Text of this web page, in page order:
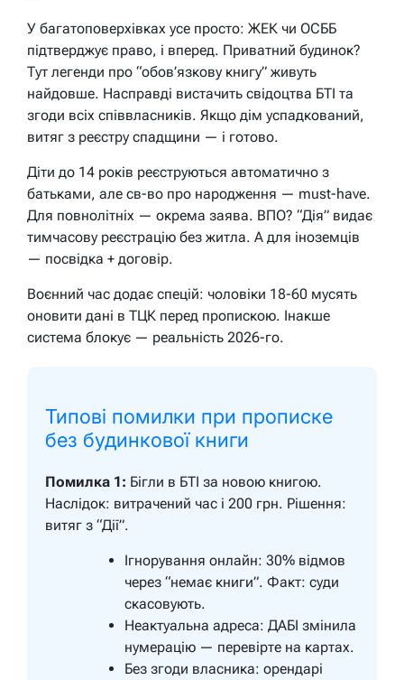
У багатоповерхівках усе просто: ЖЕК чи ОСББ
підтверджує право, і вперед. Приватний будинок?
Тут легенди про “обов’язкову книгу” живуть
найдовше. Насправді вистачить свідоцтва БТІ та
згоди всіх співвласників. Якщо дім успадкований,
витяг з реєстру спадщини — і готово.
Діти до 14 років реєструються автоматично з
батьками, але св-во про народження — must-have.
Для повнолітніх — окрема заява. ВПО? “Дія” видає
тимчасову реєстрацію без житла. А для іноземців
— посвідка + договір.
Воєнний час додає спецій: чоловіки 18-60 мусять
оновити дані в ТЦК перед пропискою. Інакше
система блокує — реальність 2026-го.
Типові помилки при прописке
без будинкової книги
Помилка 1: Бігли в БТІ за новою книгою.
Наслідок: витрачений час і 200 грн. Рішення:
витяг з “Дії”.
Ігнорування онлайн: 30% відмов
через “немає книги”. Факт: суди
скасовують.
Неактуальна адреса: ДАБІ змінила
нумерацію — перевірте на картах.
Без згоди власника: орендарі